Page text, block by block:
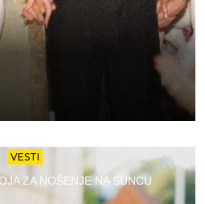
VESTI
ZA NOŠENJE NA SUNCU